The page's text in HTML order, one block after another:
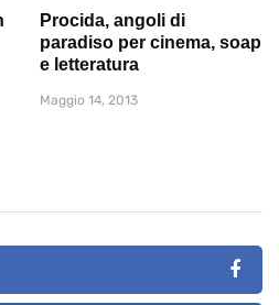
Procida, angoli di
paradiso per cinema, soap
e letteratura
Maggio 14, 2013